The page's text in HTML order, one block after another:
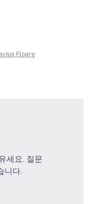
Floare
세요. 질문
니다.